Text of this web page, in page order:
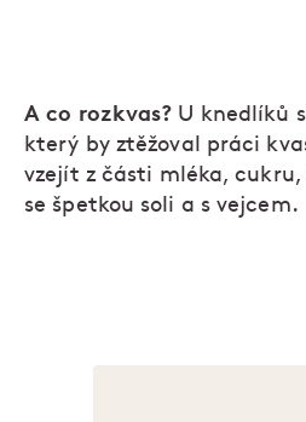
A co rozkvas? U knedlíků
který by ztěžoval práci
vzejít z části mléka,
se špetkou soli a s vejcem.